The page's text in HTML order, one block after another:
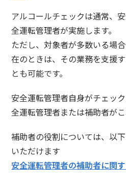
アルコールチェックは通常、
全運転管理者が実施します。
ただし、対象者が多数いる場
在のときは、その業務を支援
とも可能です。
安全運転管理者自身がチェッ
全運転管理者または補助者がこ
補助者の役割については、以
いただけます
安全運転管理者の補助者に関